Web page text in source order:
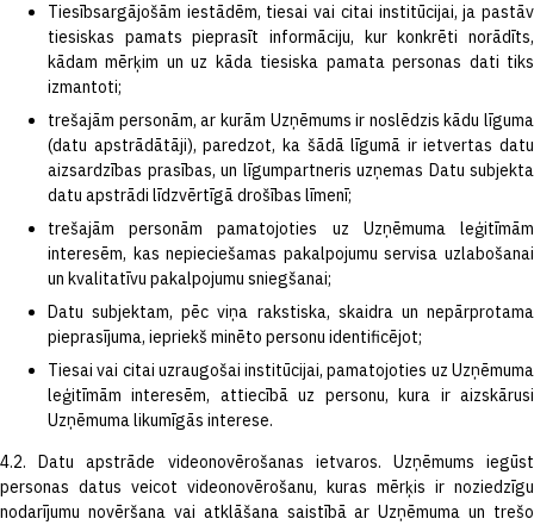
Tiesībsargājošām iestādēm, tiesai vai citai institūcijai, ja pastāv
tiesiskas pamats pieprasīt informāciju, kur konkrēti norādīts,
kādam mērķim un uz kāda tiesiska pamata personas dati tiks
izmantoti;
trešajām personām, ar kurām Uzņēmums ir noslēdzis kādu līguma
(datu apstrādātāji), paredzot, ka šādā līgumā ir ietvertas datu
aizsardzības prasības, un līgumpartneris uzņemas Datu subjekta
datu apstrādi līdzvērtīgā drošības līmenī;
trešajām personām pamatojoties uz Uzņēmuma leģitīmām
interesēm, kas nepieciešamas pakalpojumu servisa uzlabošanai
un kvalitatīvu pakalpojumu sniegšanai;
Datu subjektam, pēc viņa rakstiska, skaidra un nepārprotama
pieprasījuma, iepriekš minēto personu identificējot;
Tiesai vai citai uzraugošai institūcijai, pamatojoties uz Uzņēmuma
leģitīmām interesēm, attiecībā uz personu, kura ir aizskārusi
Uzņēmuma likumīgās interese.
4.2. Datu apstrāde videonovērošanas ietvaros. Uzņēmums iegūst
personas datus veicot videonovērošanu, kuras mērķis ir noziedzīgu
nodarījumu novēršana vai atklāšana saistībā ar Uzņēmuma un trešo